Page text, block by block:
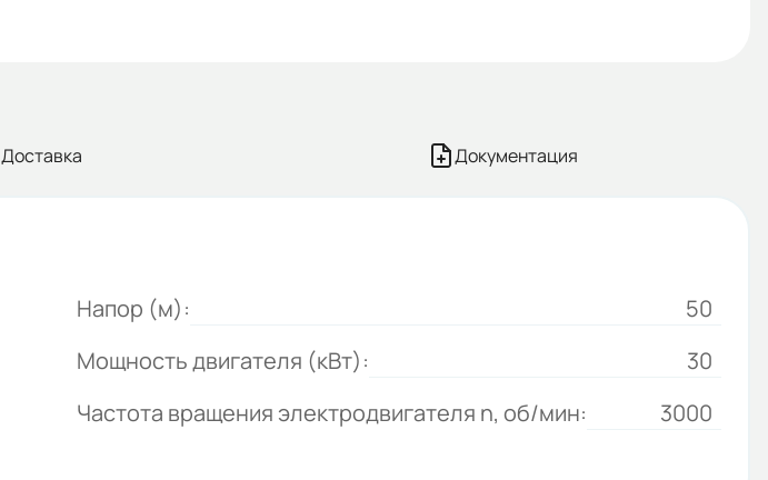
Доставка Документация
Напор (м):
50
Мощность двигателя (кВт):
30
Частота вращения электродвигателя n, об/мин:
3000